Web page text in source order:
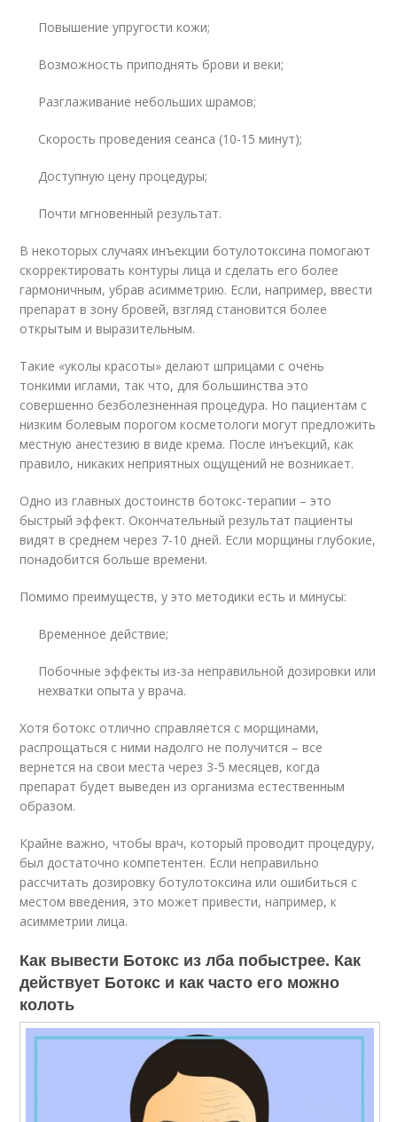
Повышение упругости кожи;
Возможность приподнять брови и веки;
Разглаживание небольших шрамов;
Скорость проведения сеанса (10-15 минут);
Доступную цену процедуры;
Почти мгновенный результат.
В некоторых случаях инъекции ботулотоксина помогают
скорректировать контуры лица и сделать его более
гармоничным, убрав асимметрию. Если, например, ввести
препарат в зону бровей, взгляд становится более
открытым и выразительным.
Такие «уколы красоты» делают шприцами с очень
тонкими иглами, так что, для большинства это
совершенно безболезненная процедура. Но пациентам с
низким болевым порогом косметологи могут предложить
местную анестезию в виде крема. После инъекций, как
правило, никаких неприятных ощущений не возникает.
Одно из главных достоинств ботокс-терапии – это
быстрый эффект. Окончательный результат пациенты
видят в среднем через 7-10 дней. Если морщины глубокие,
понадобится больше времени.
Помимо преимуществ, у это методики есть и минусы:
Временное действие;
Побочные эффекты из-за неправильной дозировки или
нехватки опыта у врача.
Хотя ботокс отлично справляется с морщинами,
распрощаться с ними надолго не получится – все
вернется на свои места через 3-5 месяцев, когда
препарат будет выведен из организма естественным
образом.
Крайне важно, чтобы врач, который проводит процедуру,
был достаточно компетентен. Если неправильно
рассчитать дозировку ботулотоксина или ошибиться с
местом введения, это может привести, например, к
асимметрии лица.
Как вывести Ботокс из лба побыстрее. Как
действует Ботокс и как часто его можно
колоть